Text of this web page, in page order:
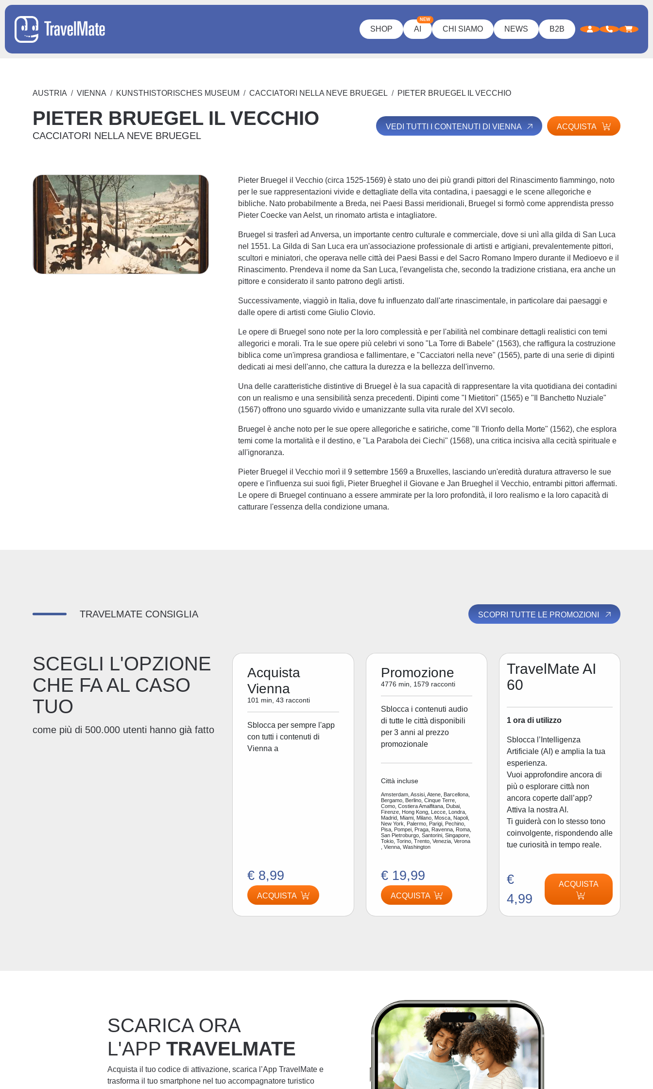
SHOP AI
NEW
CHI SIAMO NEWS B2B
AUSTRIA VIENNA KUNSTHISTORISCHES MUSEUM CACCIATORI NELLA NEVE BRUEGEL PIETER BRUEGEL IL VECCHIO
PIETER BRUEGEL IL VECCHIO
CACCIATORI NELLA NEVE BRUEGEL
VEDI TUTTI I CONTENUTI DI VIENNA ACQUISTA
Pieter Bruegel il Vecchio (circa 1525-1569) è stato uno dei più grandi pittori del Rinascimento fiammingo, noto
per le sue rappresentazioni vivide e dettagliate della vita contadina, i paesaggi e le scene allegoriche e
bibliche. Nato probabilmente a Breda, nei Paesi Bassi meridionali, Bruegel si formò come apprendista presso
Pieter Coecke van Aelst, un rinomato artista e intagliatore.
Bruegel si trasferì ad Anversa, un importante centro culturale e commerciale, dove si unì alla gilda di San Luca
nel 1551. La Gilda di San Luca era un'associazione professionale di artisti e artigiani, prevalentemente pittori,
scultori e miniatori, che operava nelle città dei Paesi Bassi e del Sacro Romano Impero durante il Medioevo e il
Rinascimento. Prendeva il nome da San Luca, l'evangelista che, secondo la tradizione cristiana, era anche un
pittore e considerato il santo patrono degli artisti.
Successivamente, viaggiò in Italia, dove fu influenzato dall'arte rinascimentale, in particolare dai paesaggi e
dalle opere di artisti come Giulio Clovio.
Le opere di Bruegel sono note per la loro complessità e per l'abilità nel combinare dettagli realistici con temi
allegorici e morali. Tra le sue opere più celebri vi sono "La Torre di Babele" (1563), che raffigura la costruzione
biblica come un'impresa grandiosa e fallimentare, e "Cacciatori nella neve" (1565), parte di una serie di dipinti
dedicati ai mesi dell'anno, che cattura la durezza e la bellezza dell'inverno.
Una delle caratteristiche distintive di Bruegel è la sua capacità di rappresentare la vita quotidiana dei contadini
con un realismo e una sensibilità senza precedenti. Dipinti come "I Mietitori" (1565) e "Il Banchetto Nuziale"
(1567) offrono uno sguardo vivido e umanizzante sulla vita rurale del XVI secolo.
Bruegel è anche noto per le sue opere allegoriche e satiriche, come "Il Trionfo della Morte" (1562), che esplora
temi come la mortalità e il destino, e "La Parabola dei Ciechi" (1568), una critica incisiva alla cecità spirituale e
all'ignoranza.
Pieter Bruegel il Vecchio morì il 9 settembre 1569 a Bruxelles, lasciando un'eredità duratura attraverso le sue
opere e l'influenza sui suoi figli, Pieter Brueghel il Giovane e Jan Brueghel il Vecchio, entrambi pittori affermati.
Le opere di Bruegel continuano a essere ammirate per la loro profondità, il loro realismo e la loro capacità di
catturare l'essenza della condizione umana.
TRAVELMATE CONSIGLIA SCOPRI TUTTE LE PROMOZIONI
SCEGLI L'OPZIONE
CHE FA AL CASO
TUO
come più di 500.000 utenti hanno già fatto
Acquista
Vienna
101 min, 43 racconti
Sblocca per sempre l'app
con tutti i contenuti di
Vienna a
€ 8,99
ACQUISTA
Promozione
4776 min, 1579 racconti
Sblocca i contenuti audio
di tutte le città disponibili
per 3 anni al prezzo
promozionale
Città incluse
Amsterdam, Assisi, Atene, Barcellona,
Bergamo, Berlino, Cinque Terre,
Como, Costiera Amalfitana, Dubai,
Firenze, Hong Kong, Lecce, Londra,
Madrid, Miami, Milano, Mosca, Napoli,
New York, Palermo, Parigi, Pechino,
Pisa, Pompei, Praga, Ravenna, Roma,
San Pietroburgo, Santorini, Singapore,
Tokio, Torino, Trento, Venezia, Verona
, Vienna, Washington
€ 19,99
ACQUISTA
TravelMate AI
60
1 ora di utilizzo
Sblocca l’Intelligenza
Artificiale (AI) e amplia la tua
esperienza.
Vuoi approfondire ancora di
più o esplorare città non
ancora coperte dall’app?
Attiva la nostra AI.
Ti guiderà con lo stesso tono
coinvolgente, rispondendo alle
tue curiosità in tempo reale.
€
4,99
ACQUISTA
SCARICA ORA
L'APPTRAVELMATE
Acquista il tuo codice di attivazione, scarica l’App TravelMate e
trasforma il tuo smartphone nel tuo accompagnatore turistico